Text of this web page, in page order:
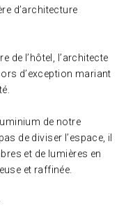
d’architecture
de l’hôtel, l’architecte
d’exception mariant
de notre
de diviser l’espace, il
et de lumières en
et raffinée.